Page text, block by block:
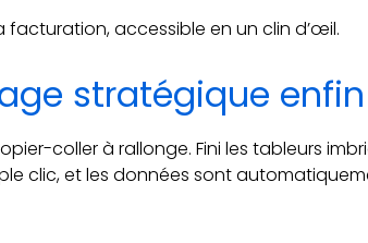
facturation, accessible en un clin d’œil.
stratégique
coller à rallonge. Fini les tableurs
clic, et les données sont